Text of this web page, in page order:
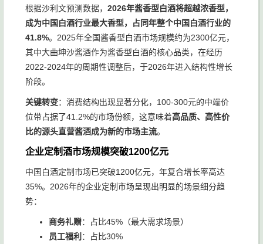
根据沙利文预测数据， 2026年酱香型白酒将超越浓香型，
成为中国白酒行业最大香型，占同年整个中国白酒行业的
41.8%。2025年全国酱香型白酒市场规模约为2300亿元，
其中大曲坤沙酱酒作为酱香型白酒的核心品类，在经历
2022-2024年的周期性调整后，于2026年进入结构性增长
阶段。
关键转变：消费结构出现显著分化，100-300元的中端价
位带占据了41.2%的市场份额，这意味着高品质、高性价
比的源头直营酱酒成为新的市场主流。
企业定制酒市场规模突破1200亿元
中国白酒定制市场已突破1200亿元，年复合增长率高达
35%。2026年的企业定制市场呈现出明显的场景细分趋
势：
商务礼赠：占比45%（最大需求场景）
员工福利 ：占比30%